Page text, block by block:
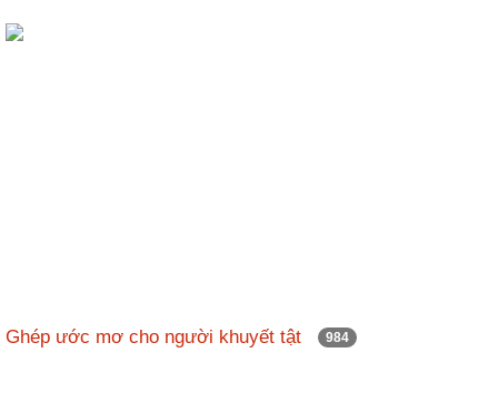
Ghép ước mơ cho người khuyết tật 984